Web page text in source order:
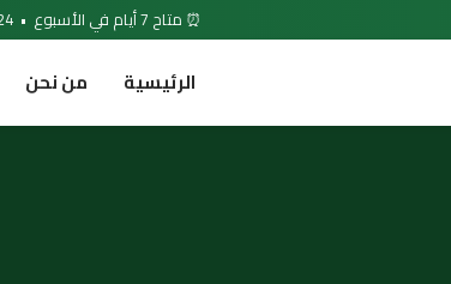
⏰ متاح 7 أيام في الأسبوع • 24 ساعة • خدمات طوارئ في كل مناطق الكويت
الرئيسية من نحن